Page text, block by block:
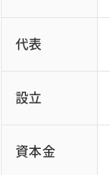
代表
設立
資本金